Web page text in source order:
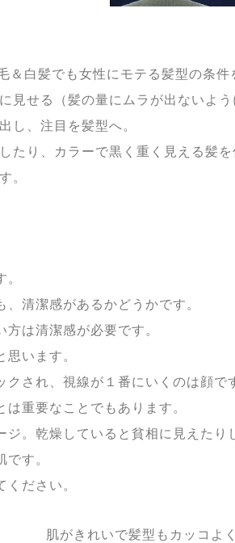
＆白髪でも女性にモテる髪型の条件
せる（髪の量にムラが出ないよう
、注目を髪型へ。
り、カラーで黒く重く見える髪を
。
清潔感があるかどうかです。
は清潔感が必要です。
います。
され、視線が１番にいくのは顔で
重要なことでもあります。
。乾燥していると貧相に見えたり
す。
ださい。
肌がきれいで髪型もカッコよ